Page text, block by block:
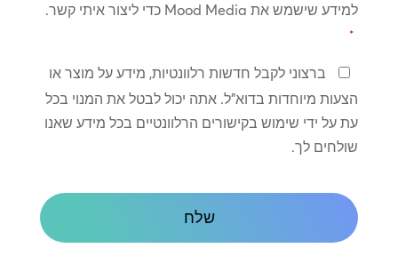
*
למידע שישמש את Mood Media כדי ליצור איתי קשר.
*
שמור
על
קשר
ברצוני לקבל חדשות רלוונטיות, מידע על מוצר או
הצעות מיוחדות בדוא"ל. אתה יכול לבטל את המנוי בכל
עת על ידי שימוש בקישורים הרלוונטיים בכל מידע שאנו
שולחים לך.